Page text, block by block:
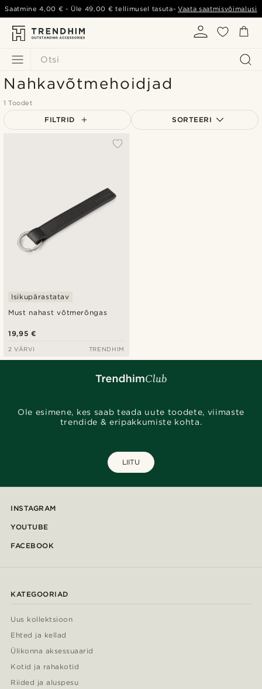
Otsi
Saatmine4,00 € - Üle 49,00 € tellimusel tasuta-Vaata saatmisvõimalusi
Nahkavõtmehoidjad
1 Toodet
FILTRID SORTEERI
Must nahast võtmerõngas
Isikupärastatav
19,95 €
2 VÄRVI TRENDHIM
Ole esimene, kes saab teada uute toodete, viimaste
trendide & eripakkumiste kohta.
LIITU
INSTAGRAM
YOUTUBE
FACEBOOK
KATEGOORIAD
Uus kollektsioon
Ehted ja kellad
Ülikonna aksessuaarid
Kotid ja rahakotid
Riided ja aluspesu